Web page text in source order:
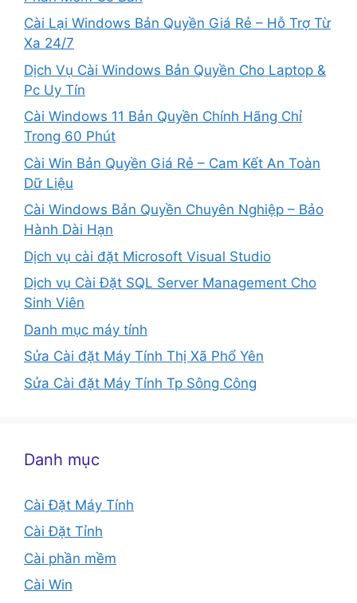
Cài Lại Windows Bản Quyền Giá Rẻ – Hỗ Trợ Từ
Xa 24/7
Dịch Vụ Cài Windows Bản Quyền Cho Laptop &
Pc Uy Tín
Cài Windows 11 Bản Quyền Chính Hãng Chỉ
Trong 60 Phút
Cài Win Bản Quyền Giá Rẻ – Cam Kết An Toàn
Dữ Liệu
Cài Windows Bản Quyền Chuyên Nghiệp – Bảo
Hành Dài Hạn
Dịch vụ cài đặt Microsoft Visual Studio
Dịch vụ Cài Đặt SQL Server Management Cho
Sinh Viên
Danh mục máy tính
Sửa Cài đặt Máy Tính Thị Xã Phổ Yên
Sửa Cài đặt Máy Tính Tp Sông Công
Danh mục
Cài Đặt Máy Tính
Cài Đặt Tỉnh
Cài phần mềm
Cài Win